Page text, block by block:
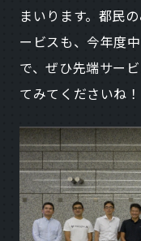
まいります。都民
ービスも、今年度
で、ぜひ先端サー
てみてくださいね！